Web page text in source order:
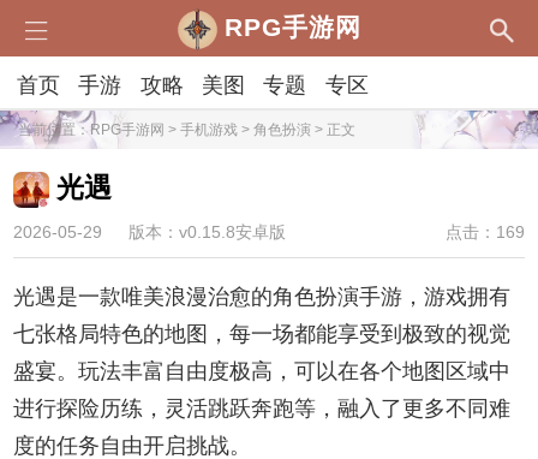
RPG手游网
首页 手游 攻略 美图 专题 专区
当前位置：RPG手游网 > 手机游戏 > 角色扮演 > 正文
光遇
2026-05-29 版本：v0.15.8安卓版 点击：169
光遇是一款唯美浪漫治愈的角色扮演手游，游戏拥有
七张格局特色的地图，每一场都能享受到极致的视觉
盛宴。玩法丰富自由度极高，可以在各个地图区域中
进行探险历练，灵活跳跃奔跑等，融入了更多不同难
度的任务自由开启挑战。